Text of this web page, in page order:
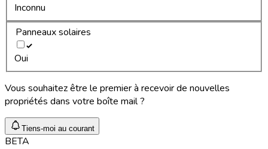
Inconnu
Panneaux solaires
Oui
Vous souhaitez être le premier à recevoir de nouvelles
propriétés dans votre boîte mail ?
Tiens-moi au courant
BETA